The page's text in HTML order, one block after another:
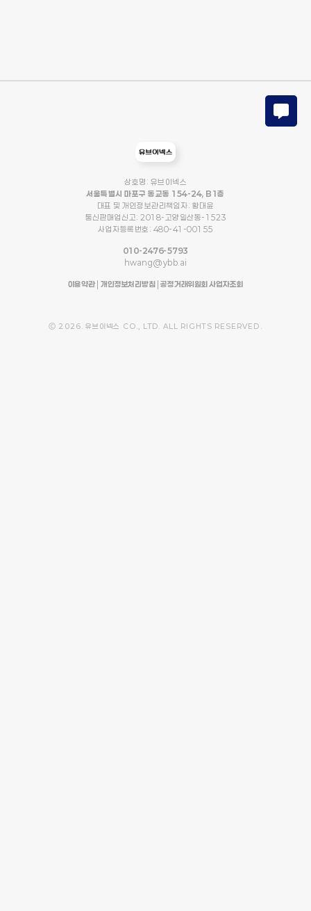
상호명: 유브이넥스
서울특별시 마포구 동교동 154-24, B1층
대표 및 개인정보관리책임자: 황대윤
통신판매업신고: 2018-고양일산동-1523
사업자등록번호: 480-41-00155
010-2476-5793
hwang@ybb.ai
이용약관|개인정보처리방침| 공정거래위원회 사업자조회
Ⓒ 2026. 유브이넥스 CO., LTD. ALL RIGHTS RESERVED.